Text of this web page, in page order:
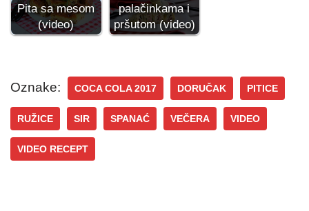
Pita sa mesom
(video)
palačinkama i
pršutom (video)
Oznake: COCA COLA 2017 DORUČAK PITICE
RUŽICE SIR SPANAĆ VEČERA VIDEO
VIDEO RECEPT